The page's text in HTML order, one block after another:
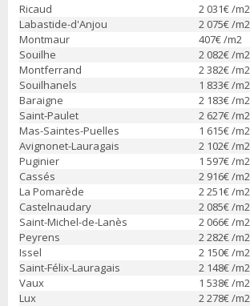
Ricaud 2 031€ /m2
Labastide-d'Anjou
2 075€ /m2
Montmaur
407€ /m2
Souilhe
2 082€ /m2
Montferrand
2 382€ /m2
Souilhanels
1 833€ /m2
Baraigne
2 183€ /m2
Saint-Paulet
2 627€ /m2
Mas-Saintes-Puelles
1 615€ /m2
Avignonet-Lauragais
2 102€ /m2
Puginier
1 597€ /m2
Cassés
2 916€ /m2
La Pomarède
2 251€ /m2
Castelnaudary
2 085€ /m2
Saint-Michel-de-Lanès
2 066€ /m2
Peyrens
2 282€ /m2
Issel
2 150€ /m2
Saint-Félix-Lauragais
2 148€ /m2
Vaux
1 538€ /m2
Lux
2 278€ /m2